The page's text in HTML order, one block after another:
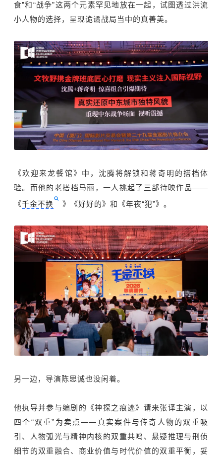
食”和“战争”这两个元素罕见地放在一起，试图透过洪流
小人物的选择，呈现诡谲战局当中的真善美。
《欢迎来龙餐馆》中，沈腾将解锁和蒋奇明的搭档体
验。而他的老搭档马丽，一人挑起了三部待映作品——
《千金不换 》《好好的》和《年夜“犯”》。
另一边，导演陈思诚也没闲着。
他执导并参与编剧的《神探之痕迹》请来张译主演，以
四个“双重”为卖点——真实案件与传奇人物的双重吸
引、人物弧光与精神内核的双重共鸣、悬疑推理与刑侦
细节的双重融合、商业价值与时代价值的双重平衡，妥